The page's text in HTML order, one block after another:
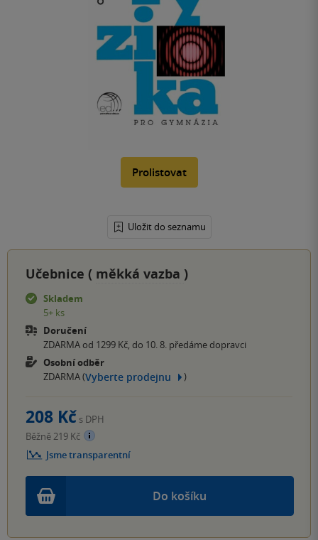
Prolistovat
Uložit do seznamu
Učebnice ( měkká vazba )
Skladem
5+ ks
Doručení
ZDARMA od 1299 Kč, do 10. 8. předáme dopravci
Osobní odběr
ZDARMA (Vyberte prodejnu )
Do košíku
208 Kč s DPH
Běžně 219 Kč
Jsme transparentní